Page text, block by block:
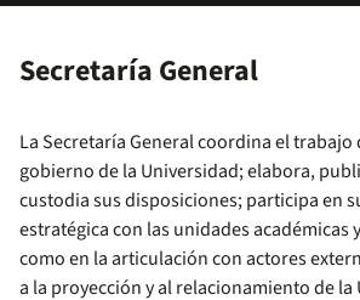
Secretaría General
La Secretaría General coordina el trabajo
gobierno de la Universidad; elabora,
custodia sus disposiciones; participa en
estratégica con las unidades académicas
como en la articulación con actores
a la proyección y al relacionamiento de